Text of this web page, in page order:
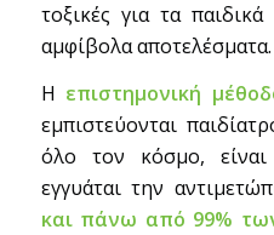
τοξικές για τα
αμφίβολα αποτελέσματα.
Η επιστημονική
εμπιστεύονται
όλο τον κόσμο, είναι
εγγυάται την
και πάνω από 99%